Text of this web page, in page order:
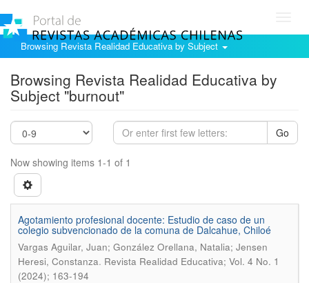
Browsing Revista Realidad Educativa by Subject
Browsing Revista Realidad Educativa by
Subject "burnout"
Go
Now showing items 1-1 of 1
Agotamiento profesional docente: Estudio de caso de un
colegio subvencionado de la comuna de Dalcahue, Chiloé
Vargas Aguilar, Juan; González Orellana, Natalia; Jensen
Heresi, Constanza. Revista Realidad Educativa; Vol. 4 No. 1
(2024); 163-194